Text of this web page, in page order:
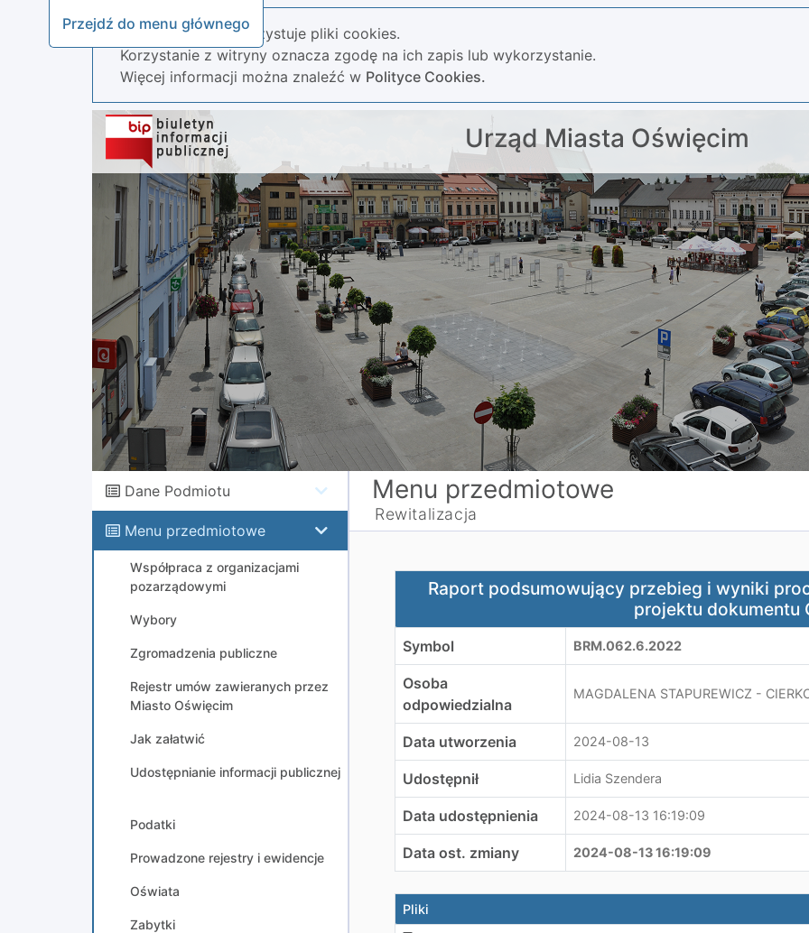
Przejdź do menu głównego
Nasza strona wykorzystuje pliki cookies.
Korzystanie z witryny oznacza zgodę na ich zapis lub wykorzystanie.
Więcej informacji można znaleźć w Polityce Cookies.
Urząd Miasta Oświęcim
Dane Podmiotu
Menu przedmiotowe
Współpraca z organizacjami
pozarządowymi
Wybory
Zgromadzenia publiczne
Rejestr umów zawieranych przez
Miasto Oświęcim
Jak załatwić
Udostępnianie informacji publicznej
Podatki
Prowadzone rejestry i ewidencje
Oświata
Zabytki
Menu przedmiotowe
Rewitalizacja
Raport podsumowujący przebieg i wyniki procesu
Raport podsumowujący przebieg i wyniki
projektu dokumentu
Symbol BRM.062.6.2022
Osoba
odpowiedzialna
MAGDALENA STAPUREWICZ -
Data utworzenia 2024-08-13
Udostępnił Lidia Szendera
Data udostępnienia 2024-08-13 16:19:09
Data ost. zmiany 2024-08-13 16:19:09
Pliki